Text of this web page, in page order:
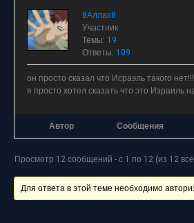
8Аллах8
Участник
Темы: 19
Ответы: 109
он просто сказал что Исраэль такого
я просто хотел сказать что это Израиль
Автор Сообщения
Просмотр 12 сообщений - с 1 по 12 (из 12
Для ответа в этой теме необходимо